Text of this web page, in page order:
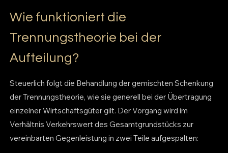
Wie funktioniert die
Trennungstheorie bei der
Aufteilung?
Steuerlich folgt die Behandlung der gemischten Schenkung
der Trennungstheorie, wie sie generell bei der Übertragung
einzelner Wirtschaftsgüter gilt. Der Vorgang wird im
Verhältnis Verkehrswert des Gesamtgrundstücks zur
vereinbarten Gegenleistung in zwei Teile aufgespalten: